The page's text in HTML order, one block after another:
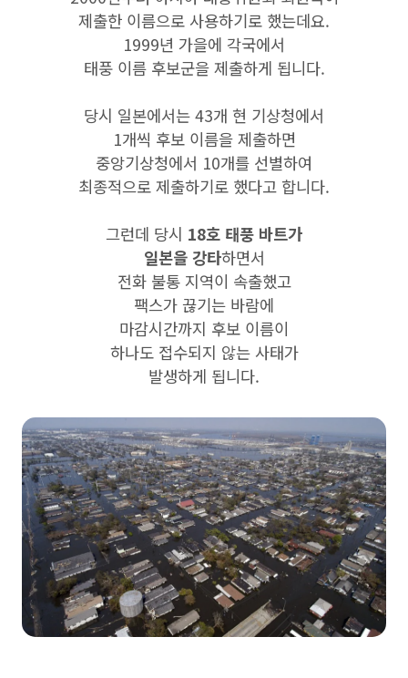
제출한 이름으로 사용하기로 했는데요.
1999년 가을에 각국에서
태풍 이름 후보군을 제출하게 됩니다.
당시 일본에서는 43개 현 기상청에서
1개씩 후보 이름을 제출하면
중앙기상청에서 10개를 선별하여
최종적으로 제출하기로 했다고 합니다.
그런데 당시 18호 태풍 바트가
일본을 강타하면서
전화 불통 지역이 속출했고
팩스가 끊기는 바람에
마감시간까지 후보 이름이
하나도 접수되지 않는 사태가
발생하게 됩니다.